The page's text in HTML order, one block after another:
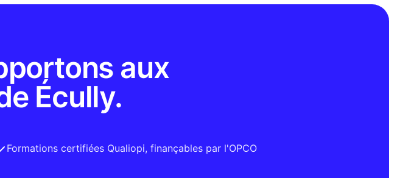
aux
Écully.
Formations certifiées Qualiopi, finançables par l'OPCO